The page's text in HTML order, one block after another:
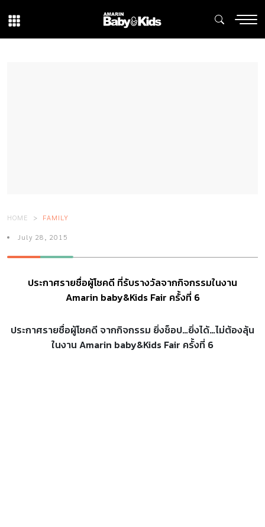
HOME FAMILY
July 28, 2015
ประกาศรายชื่อผู้โชคดี ที่รับรางวัลจากกิจกรรมในงาน
Amarin baby&Kids Fair ครั้งที่ 6
ประกาศรายชื่อผู้โชคดี จากกิจกรรม ยิ่งช็อป…ยิ่งได้…ไม่ต้องลุ้น
ในงาน Amarin baby&Kids Fair ครั้งที่ 6